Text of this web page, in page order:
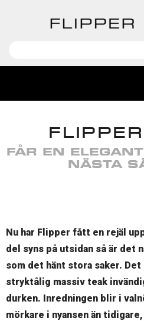
FÅR EN
NÄSTA
Nu har Flipper fått en rejäl
del syns på utsidan så är det
som det hänt stora saker.
stryktålig massiv teak
durken. Inredningen blir i
mörkare i nyansen än